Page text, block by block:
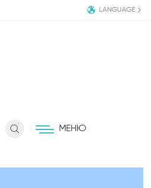
LANGUAGE
МЕНЮ